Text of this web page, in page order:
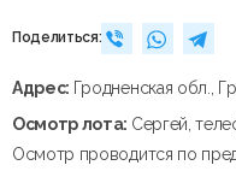
Поделиться:
Адрес: Гродненская обл.,
Осмотр лота: Сергей,
Осмотр проводится по